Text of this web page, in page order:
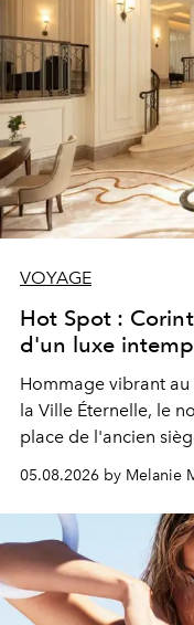
VOYAGE
Hot Spot :
d'un luxe
Hommage vibrant
la Ville Éternelle, le
place de l'ancien
de vivre Romain
05.08.2026 by Melanie